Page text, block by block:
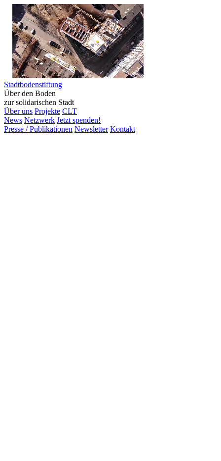
Stadtbodenstiftung
Über den Boden
zur solidarischen Stadt
Über uns Projekte CLT
News Netzwerk Jetzt spenden!
Presse / Publikationen Newsletter Kontakt